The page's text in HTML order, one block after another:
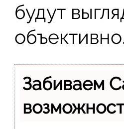
будут
объективно.
Забиваем